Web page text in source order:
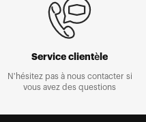
Service clientèle
N'hésitez pas à nous contacter si
vous avez des questions